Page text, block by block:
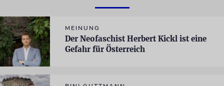
MEINUNG
Der Neofaschist Herbert Kickl ist eine
Gefahr für Österreich